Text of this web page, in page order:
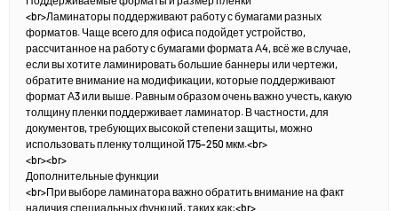
<br>Ламинаторы поддерживают работу с бумагами разных
форматов. Чаще всего для офиса подойдет устройство,
рассчитанное на работу с бумагами формата А4, всё же в случае,
если вы хотите ламинировать большие баннеры или чертежи,
обратите внимание на модификации, которые поддерживают
формат А3 или выше. Равным образом очень важно учесть, какую
толщину пленки поддерживает ламинатор. В частности, для
документов, требующих высокой степени защиты, можно
использовать пленку толщиной 175–250 мкм.<br>
<br><br>
Дополнительные функции
<br>При выборе ламинатора важно обратить внимание на факт
наличия специальных функций, таких как:<br>